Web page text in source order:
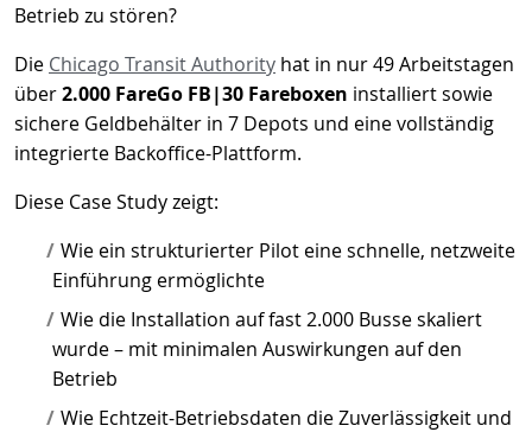
Betrieb zu stören?
Die Chicago Transit Authority hat in nur 49 Arbeitstagen
über2.000 FareGo FB|30 Fareboxen installiert sowie
sichere Geldbehälter in 7 Depots und eine vollständig
integrierte Backoffice-Plattform.
Diese Case Study zeigt:
Wie ein strukturierter Pilot eine schnelle, netzweite
Einführung ermöglichte
Wie die Installation auf fast 2.000 Busse skaliert
wurde – mit minimalen Auswirkungen auf den
Betrieb
Wie Echtzeit-Betriebsdaten die Zuverlässigkeit und